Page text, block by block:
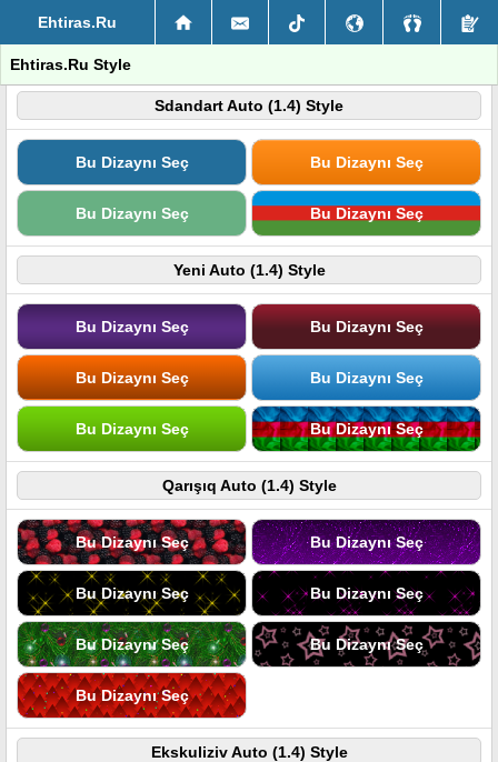
Ehtiras.Ru
Ehtiras.Ru Style
Sdandart Auto (1.4) Style
Bu Dizaynı Seç Bu Dizaynı Seç
Bu Dizaynı Seç Bu Dizaynı Seç
Yeni Auto (1.4) Style
Bu Dizaynı Seç Bu Dizaynı Seç
Bu Dizaynı Seç Bu Dizaynı Seç
Bu Dizaynı Seç Bu Dizaynı Seç
Qarışıq Auto (1.4) Style
Bu Dizaynı Seç Bu Dizaynı Seç
Bu Dizaynı Seç Bu Dizaynı Seç
Bu Dizaynı Seç Bu Dizaynı Seç
Bu Dizaynı Seç
Ekskuliziv Auto (1.4) Style